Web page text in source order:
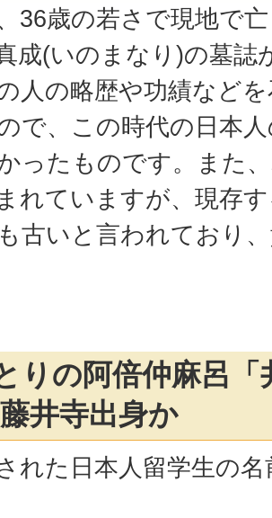
36歳の若さで現地で
成(いのまなり)の墓誌
人の略歴や功績など
で、この時代の日本
ったものです。また
れていますが、現存
古いと言われており
りの阿倍仲麻呂
井寺出身か
れた日本人留学生の